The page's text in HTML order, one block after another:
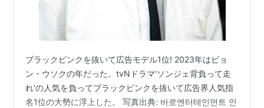
ブラックピンクを抜いて広告モデル1位! 2023年はビョ
ン・ウソクの年だった。tvNドラマ'ソンジェ背負って走
れ'の人気を負ってブラックピンクを抜いて広告界人気指
名1位の大勢に浮上した。 写真出典: 바로엔터테인먼트 인